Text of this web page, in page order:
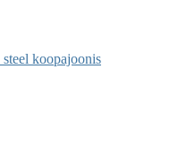
steel koopajoonis